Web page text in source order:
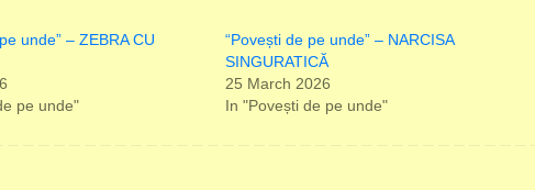
unde” – ZEBRA CU
pe unde"
“Povești de pe unde” – NARCISA
SINGURATICĂ
25 March 2026
In "Povești de pe unde"